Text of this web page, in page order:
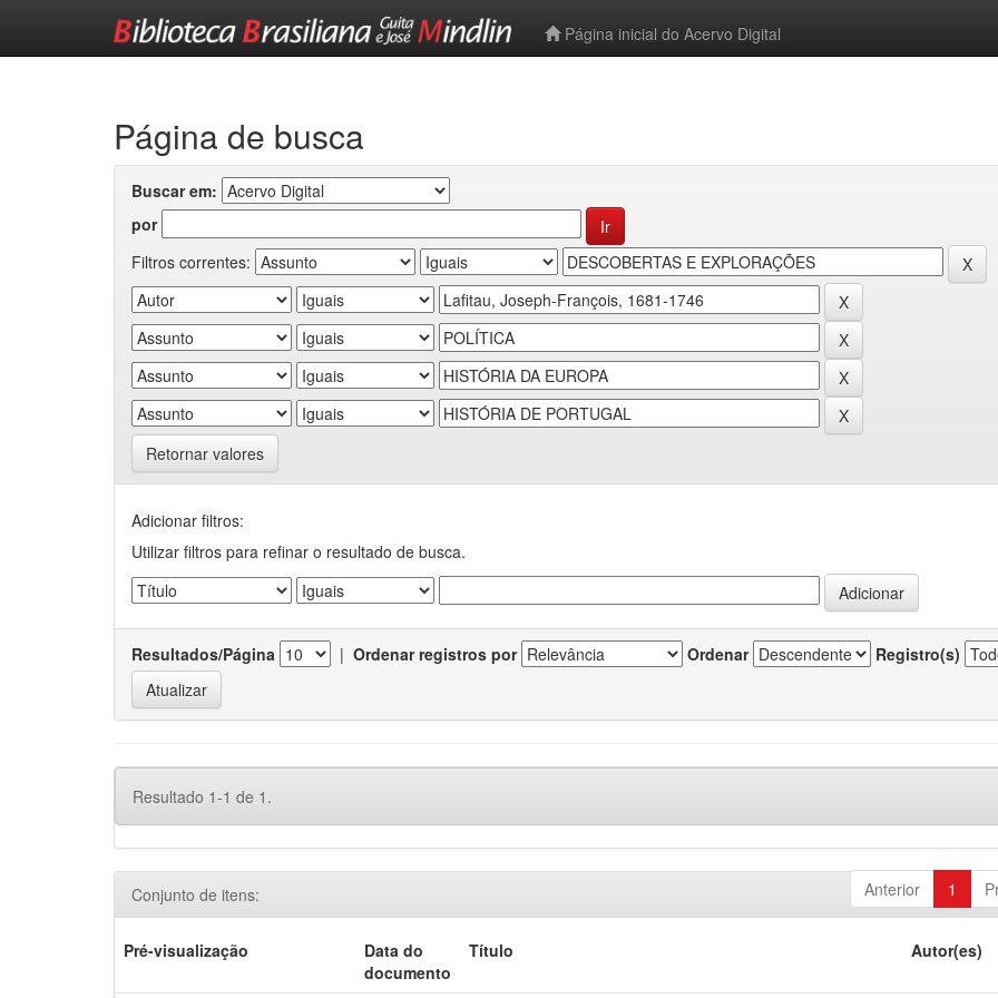
Página inicial do Acervo Digital
Página de busca
Buscar em:
por
Filtros correntes:
Retornar valores
Adicionar filtros:
Utilizar filtros para refinar o resultado de busca.
Resultados/Página | Ordenar registros por Ordenar Registro(s)
Resultado 1-1 de 1.
Anterior 1
Conjunto de itens:
Pré-visualização
Data do
documento
Título Autor(es)